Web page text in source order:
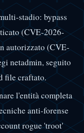
stadio: bypass
(CVE-2026-
autorizzato (CVE-
netadmin, seguito
file craftato.
l'entità completa
anti-forense
rogue 'troot'